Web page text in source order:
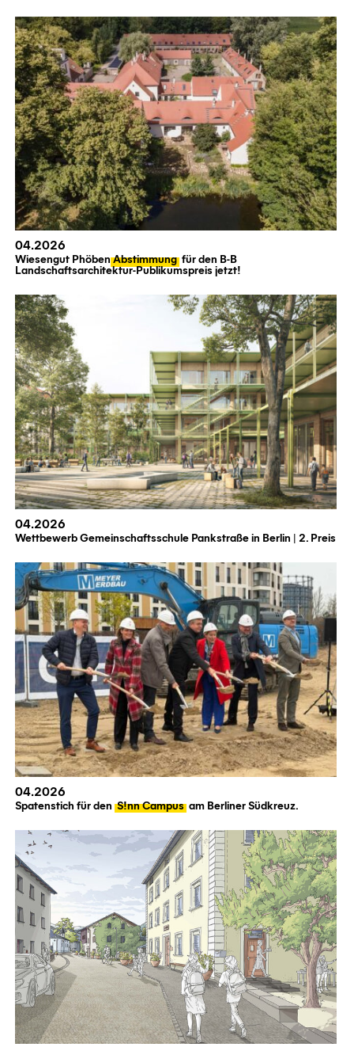
04.2026
Wiesengut PhöbenAbstimmung für den B-B
Landschaftsarchitektur-Publikumspreis jetzt!
04.2026
Wettbewerb Gemeinschaftsschule Pankstraße in Berlin | 2. Preis
04.2026
Spatenstich für denS!nn Campus am Berliner Südkreuz.